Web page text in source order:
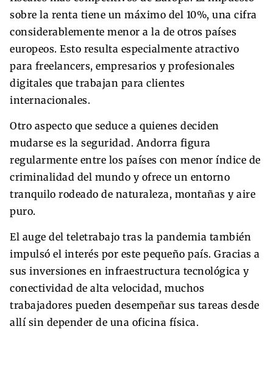
sobre la renta tiene un máximo del 10%, una cifra
considerablemente menor a la de otros países
europeos. Esto resulta especialmente atractivo
para freelancers, empresarios y profesionales
digitales que trabajan para clientes
internacionales.
Otro aspecto que seduce a quienes deciden
mudarse es la seguridad. Andorra figura
regularmente entre los países con menor índice de
criminalidad del mundo y ofrece un entorno
tranquilo rodeado de naturaleza, montañas y aire
puro.
El auge del teletrabajo tras la pandemia también
impulsó el interés por este pequeño país. Gracias a
sus inversiones en infraestructura tecnológica y
conectividad de alta velocidad, muchos
trabajadores pueden desempeñar sus tareas desde
allí sin depender de una oficina física.